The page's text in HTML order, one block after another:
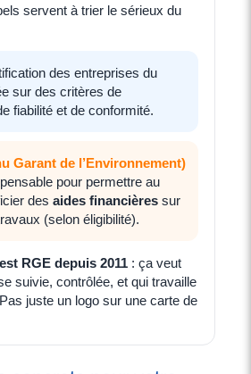
servent à trier le sérieux du
des entreprises du
sur des critères de
fiabilité et de conformité.
Garant de l’Environnement)
pour permettre au
des aides financières sur
(selon éligibilité).
RGE depuis 2011 : ça veut
suivie, contrôlée, et qui travaille
juste un logo sur une carte de